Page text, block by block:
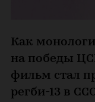
Как
на победы
фильм стал
регби-13 в